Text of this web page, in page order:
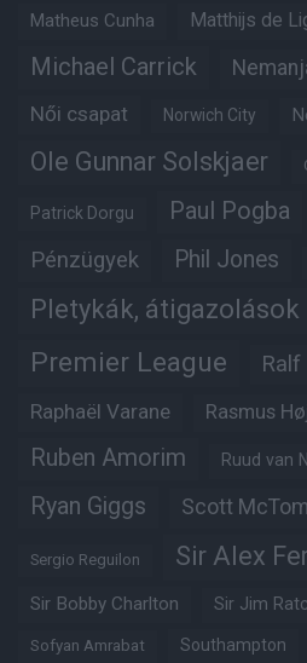
Matheus Cunha Matthijs de
Michael Carrick
Női csapat Norwich City
Ole Gunnar Solskjaer
Patrick Dorgu Paul Pogba
Pénzügyek Phil Jones
Pletykák, átigazolások
Premier League Ralf
Raphaël Varane Rasmus
Ruben Amorim Ruud van
Ryan Giggs Scott
Sergio Reguilon Sir Alex
Sir Bobby Charlton Sir Jim
Sofyan Amrabat Southampton